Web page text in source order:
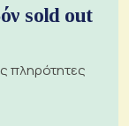
sold out
πληρότητες